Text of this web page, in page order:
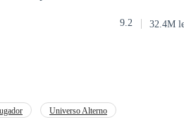
for fussing over his wife. That
9.2 32.4M
Universo Alterno